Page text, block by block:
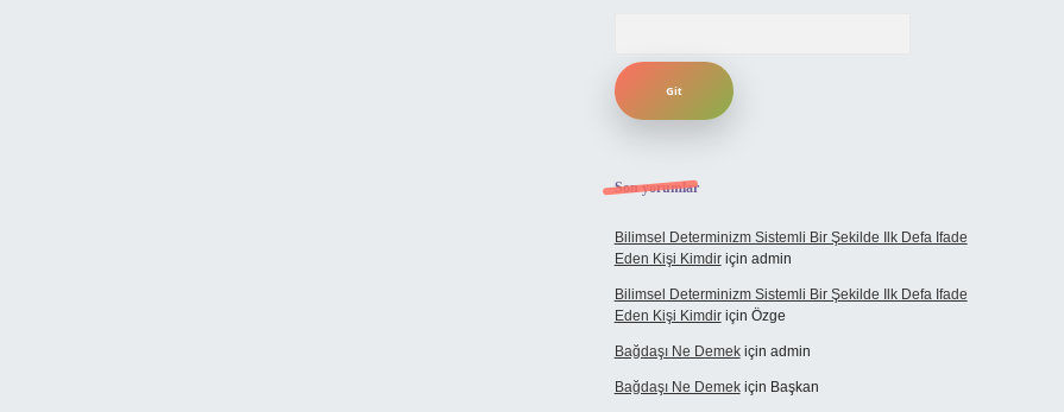
Son yorumlar
Bilimsel Determinizm Sistemli Bir Şekilde Ilk Defa Ifade
Eden Kişi Kimdiriçin admin
Bilimsel Determinizm Sistemli Bir Şekilde Ilk Defa Ifade
Eden Kişi Kimdiriçin Özge
Bağdaşı Ne Demekiçin admin
Bağdaşı Ne Demekiçin Başkan